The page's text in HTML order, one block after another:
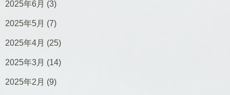
2025年6月 (3)
2025年5月 (7)
2025年4月 (25)
2025年3月 (14)
2025年2月 (9)